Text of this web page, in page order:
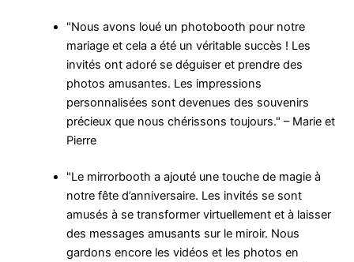
"Nous avons loué un photobooth pour notre
mariage et cela a été un véritable succès ! Les
invités ont adoré se déguiser et prendre des
photos amusantes. Les impressions
personnalisées sont devenues des souvenirs
précieux que nous chérissons toujours." – Marie et
Pierre
"Le mirrorbooth a ajouté une touche de magie à
notre fête d’anniversaire. Les invités se sont
amusés à se transformer virtuellement et à laisser
des messages amusants sur le miroir. Nous
gardons encore les vidéos et les photos en